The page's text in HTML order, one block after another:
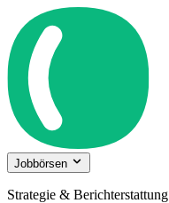
Jobbörsen
Strategie & Berichterstattung